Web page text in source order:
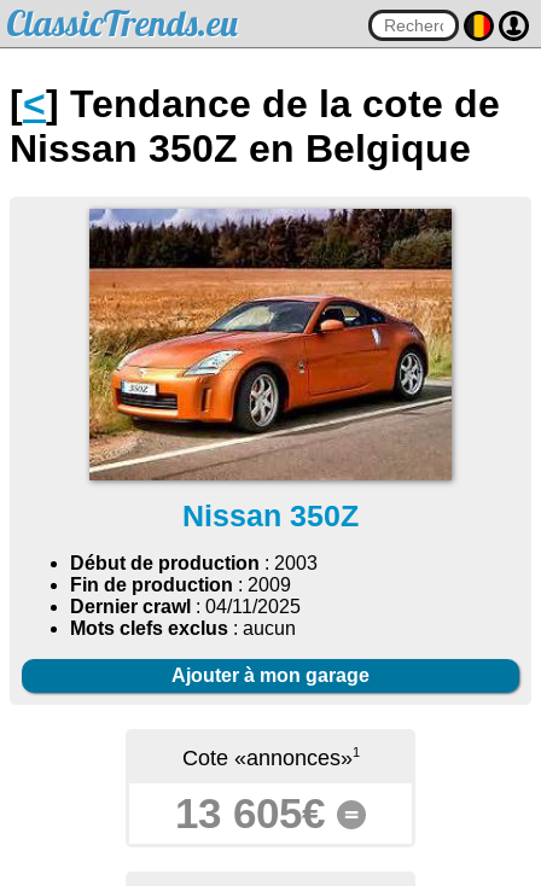
ClassicTrends.eu
[<] Tendance de la cote de
Nissan 350Z en Belgique
Nissan 350Z
Début de production : 2003
Fin de production : 2009
Dernier crawl : 04/11/2025
Mots clefs exclus : aucun
Ajouter à mon garage
Cote «annonces»1
13 605€ =